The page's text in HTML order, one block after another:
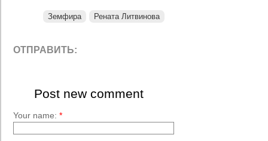
Земфира Рената Литвинова
ОТПРАВИТЬ:
Post new comment
Your name: *